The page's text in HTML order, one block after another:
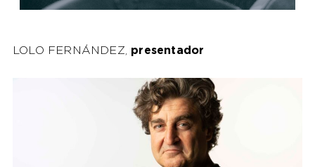
LOLO FERNÁNDEZ, presentador